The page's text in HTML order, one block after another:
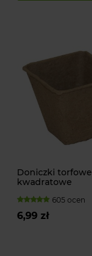
Doniczki torfowe
kwadratowe
605 ocen
6,99 zł